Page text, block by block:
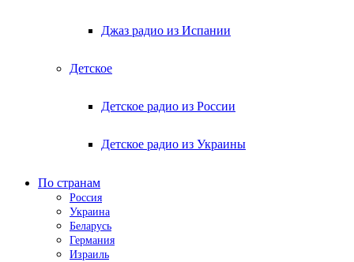
Джаз радио из Испании
Детское
Детское радио из России
Детское радио из Украины
По странам
Россия
Украина
Беларусь
Германия
Израиль